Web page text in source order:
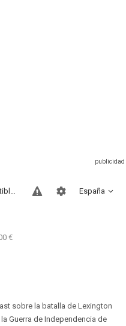
España
Sitios compatibles
€
sobre la batalla de Lexington
Guerra de Independencia de